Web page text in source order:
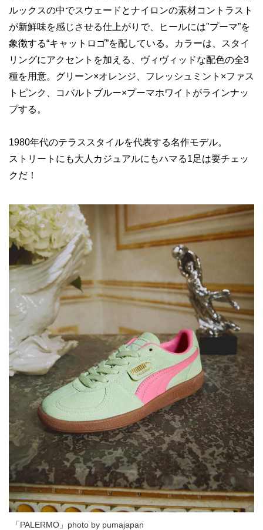
ルックスの中でスウェードとナイロンの素材コントラスト
が新鮮味を感じさせる仕上がりで、ヒールには"プーマ”を
象徴する“キャットロゴ”を配している。カラーは、スタイ
リングにアクセントを加える、ヴィヴィッドな配色の全3
種を用意。グリーン×オレンジ、フレッシュミント×ファス
トピンク、コバルトブルー×プーマホワイトがラインナッ
プする。
1980年代のテラススタイルを代表する名作モデル。
ストリートにも大人カジュアルにもハマる1足は要チェッ
クだ！
「PALERMO」photo by pumajapan